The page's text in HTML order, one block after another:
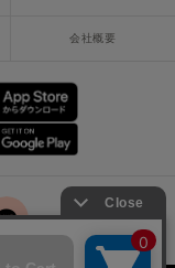
会社概要
mail